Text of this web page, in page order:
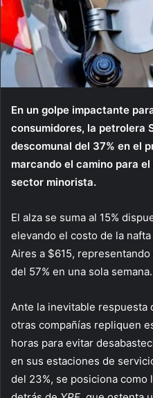
En un golpe impactante
consumidores, la petrolera
descomunal del 37% en el
marcando el camino para
sector minorista.
El alza se suma al 15%
elevando el costo de la
Aires a $615,
del 57% en una sola semana.
Ante la inevitable respuesta
otras compañías repliquen
horas para evitar
en sus estaciones de
del 23%, se posiciona como